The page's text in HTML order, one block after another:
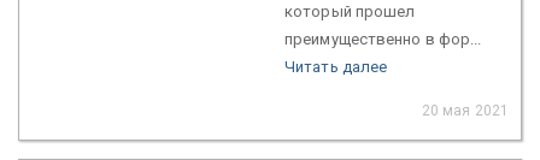
который прошел
преимущественно в фор...
Читать далее
20 мая 2021